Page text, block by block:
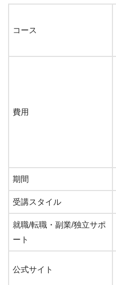
コース
費用
期間
受講スタイル
就職/転職・副業/独立サポ
ート
公式サイト